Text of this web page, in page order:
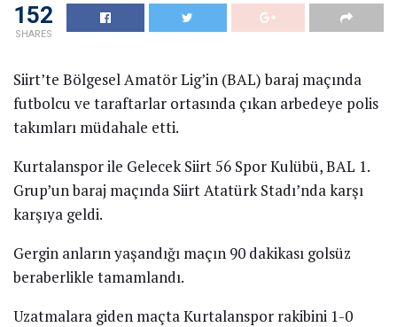
153
SHARES
Siirt’te Bölgesel Amatör Lig’in (BAL) baraj maçında
futbolcu ve taraftarlar ortasında çıkan arbedeye polis
takımları müdahale etti.
Kurtalanspor ile Gelecek Siirt 56 Spor Kulübü, BAL 1.
Grup’un baraj maçında Siirt Atatürk Stadı’nda karşı
karşıya geldi.
Gergin anların yaşandığı maçın 90 dakikası golsüz
beraberlikle tamamlandı.
Uzatmalara giden maçta Kurtalanspor rakibini 1-0